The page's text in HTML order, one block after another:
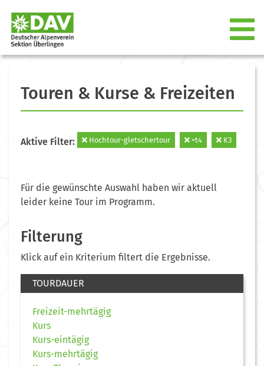
Touren & Kurse & Freizeiten
Aktive Filter: Hochtour-gletschertour =t4 K3
Für die gewünschte Auswahl haben wir aktuell
leider keine Tour im Programm.
Filterung
Klick auf ein Kriterium filtert die Ergebnisse.
TOURDAUER
Freizeit-mehrtägig
Kurs
Kurs-eintägig
Kurs-mehrtägig